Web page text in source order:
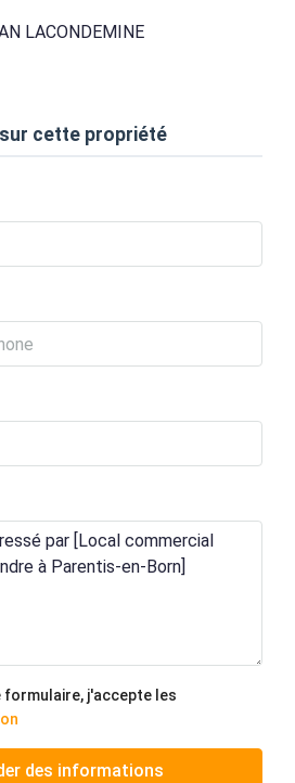
LACONDEMINE
cette propriété
formulaire, j'accepte les
des informations